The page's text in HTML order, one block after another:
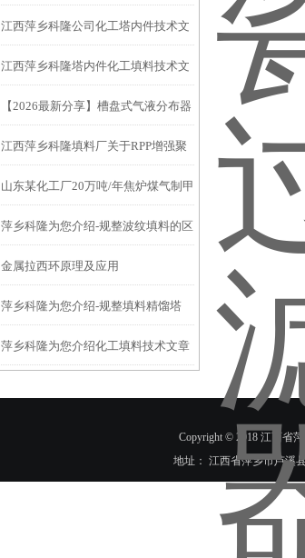
使用概述
江西萍乡科隆公司化工塔内件技术文
章导向梯形浮阀塔盘应用效果良好
江西萍乡科隆塔内件化工填料技术文
章塔盘有哪些种类和特点优点？
【2026最新分享】槽盘式气液分布器
在废水处理中的应用
江西萍乡科隆填料厂关于RPP增强聚
丙烯六棱孔环规整填料技术文章
山东某化工厂20万吨/年焦炉煤气制甲
醇项目-浮阀塔盘、驼峰支撑安装现场
萍乡科隆为您介绍-规整波纹填料的区
别，各有什么用途及注意事项
金属拉西环原理及应用
萍乡科隆为您介绍-规整填料精馏塔
萍乡科隆为您介绍化工填料技术文章
Copyright © 2018 江西省
地址： 江西省萍乡市芦溪